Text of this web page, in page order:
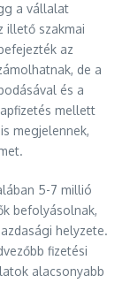
a vállalat
illető szakmai
az
de a
és a
mellett
megjelennek,
5-7 millió
befolyásolnak,
helyzete.
fizetési
alacsonyabb